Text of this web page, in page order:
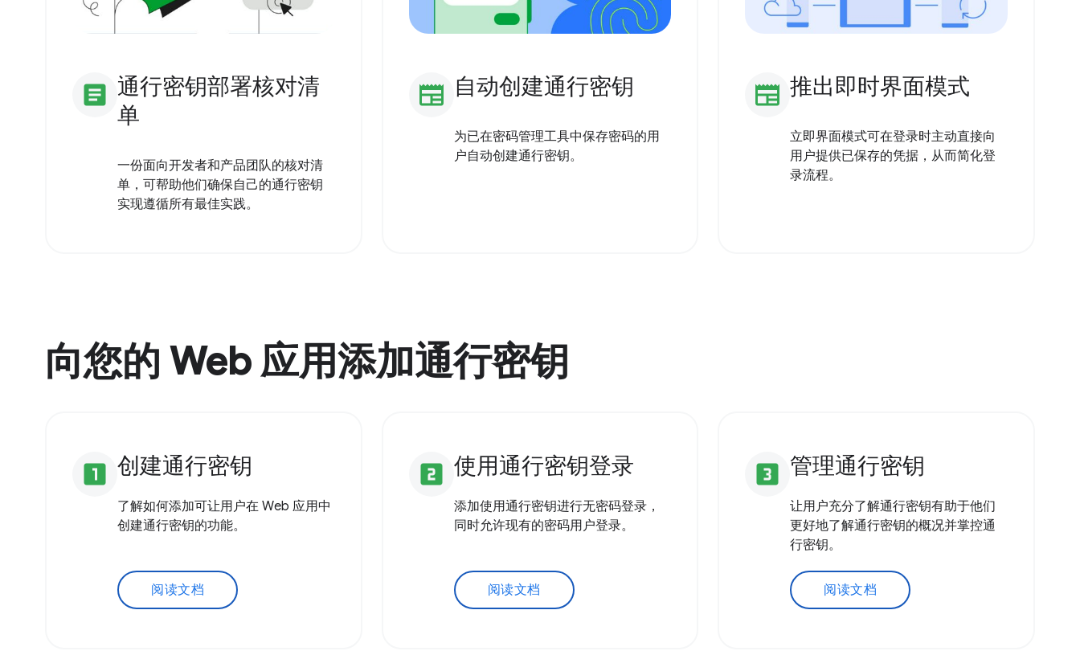
article 通行密钥部署核对清
单
一份面向开发者和产品团队的核对清
单，可帮助他们确保自己的通行密钥
实现遵循所有最佳实践。
newspaper 自动创建通行密钥
为已在密码管理工具中保存密码的用
户自动创建通行密钥。
newspaper 推出即时界面模式
立即界面模式可在登录时主动直接向
用户提供已保存的凭据，从而简化登
录流程。
向您的 Web 应用添加通行密钥
looks_one 创建通行密钥
了解如何添加可让用户在 Web 应用中
创建通行密钥的功能。
阅读文档
looks_two 使用通行密钥登录
添加使用通行密钥进行无密码登录，
同时允许现有的密码用户登录。
阅读文档
looks_3 管理通行密钥
让用户充分了解通行密钥有助于他们
更好地了解通行密钥的概况并掌控通
行密钥。
阅读文档